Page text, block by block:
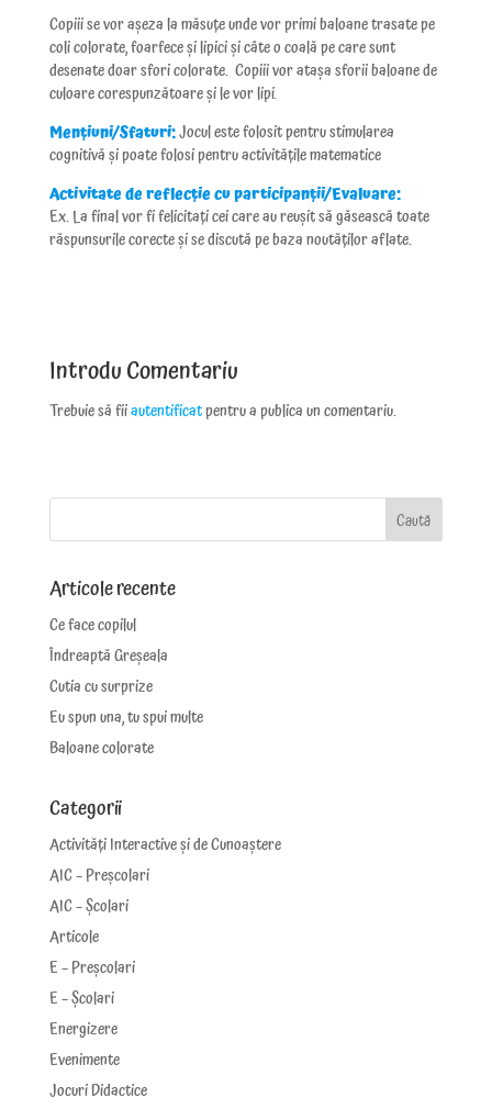
Copiii se vor așeza la măsuțe unde vor primi baloane trasate pe
coli colorate, foarfece și lipici și câte o coală pe care sunt
desenate doar sfori colorate. Copiii vor atașa sforii baloane de
culoare corespunzătoare și le vor lipi.
Mențiuni/Sfaturi:Jocul este folosit pentru stimularea
cognitivă și poate folosi pentru activitățile matematice
Activitate de reflecție cu participanții/Evaluare:
Ex. La final vor fi felicitați cei care au reușit să găsească toate
răspunsurile corecte și se discută pe baza noutăților aflate.
Introdu Comentariu
Trebuie să fiiautentificatpentru a publica un comentariu.
Articole recente
Ce face copilul
Îndreaptă Greșeala
Cutia cu surprize
Eu spun una, tu spui multe
Baloane colorate
Categorii
Activități Interactive și de Cunoaștere
AIC – Preșcolari
AIC – Școlari
Articole
E – Preșcolari
E – Școlari
Energizere
Evenimente
Jocuri Didactice